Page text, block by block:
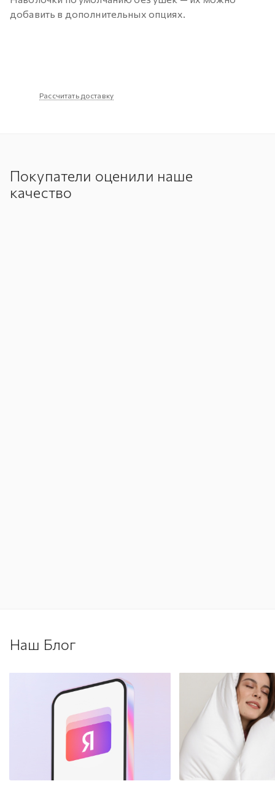
добавить в дополнительных опциях.
Рассчитать доставку
Покупатели оценили наше
качество
Наш Блог